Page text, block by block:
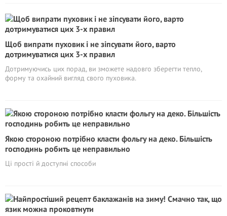
Щоб випрати пуховик і не зіпсувати його, варто
дотримуватися цих 3-х правил
Дотримуючись цих порад, ви зможете надовго зберегти тепло,
форму та охайний вигляд свого пуховика.
Якою стороною потрібно класти фольгу на деко. Більшість
господинь робить це неправильно
Ці прості й доступні способи